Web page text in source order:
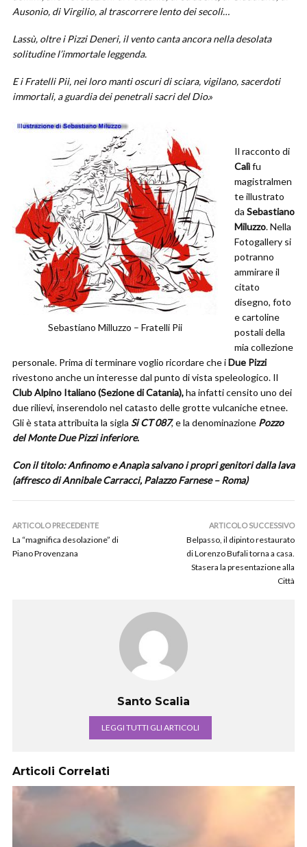
Ausonio, di Virgilio, al trascorrere lento dei secoli…
Lassù, oltre i Pizzi Deneri, il vento canta ancora nella desolata
solitudine l’immortale leggenda.
E i Fratelli Pii, nei loro manti oscuri di sciara, vigilano, sacerdoti
immortali, a guardia dei penetrali sacri del Dio.»
Sebastiano Milluzzo – Fratelli Pii
Il racconto di
Calìfu
magistralmen
te illustrato
da Sebastiano
Miluzzo. Nella
Fotogallery si
potranno
ammirare il
citato
disegno, foto
e cartoline
postali della
mia collezione
personale. Prima di terminare voglio ricordare che iDue Pizzi
rivestono anche un interesse dal punto di vista speleologico. Il
Club Alpino Italiano (Sezione di Catania),ha infatti censito uno dei
due rilievi, inserendolo nel catasto delle grotte vulcaniche etnee.
Gli è stata attribuita la sigla Si CT 087, e la denominazione Pozzo
del Monte Due Pizzi inferiore.
Con il titolo: Anfinomo e Anapìa salvano i propri genitori dalla lava
(affresco di Annibale Carracci, Palazzo Farnese – Roma)
ARTICOLO PRECEDENTE
La “magnifica desolazione” di
Piano Provenzana
ARTICOLO SUCCESSIVO
Belpasso, il dipinto restaurato
di Lorenzo Bufali torna a casa.
Stasera la presentazione alla
Città
Santo Scalia
LEGGI TUTTI GLI ARTICOLI
Articoli Correlati